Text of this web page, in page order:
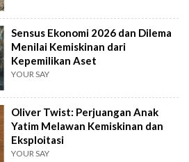
Sensus Ekonomi 2026 dan Dilema
Menilai Kemiskinan dari
Kepemilikan Aset
YOUR SAY
Oliver Twist: Perjuangan Anak
Yatim Melawan Kemiskinan dan
Eksploitasi
YOUR SAY